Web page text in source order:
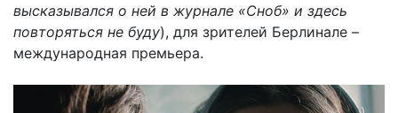
высказывался о ней в журнале «Сноб» и здесь
повторяться не буду), для зрителей Берлинале –
международная премьера.